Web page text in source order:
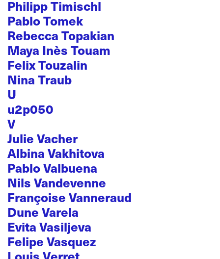
Philipp Timischl
Pablo Tomek
Rebecca Topakian
Maya Inès Touam
Felix Touzalin
Nina Traub
U
u2p050
V
Julie Vacher
Albina Vakhitova
Pablo Valbuena
Nils Vandevenne
Françoise Vanneraud
Dune Varela
Evita Vasiljeva
Felipe Vasquez